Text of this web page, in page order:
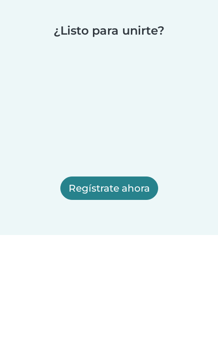
¿Listo para unirte?
Regístrate ahora